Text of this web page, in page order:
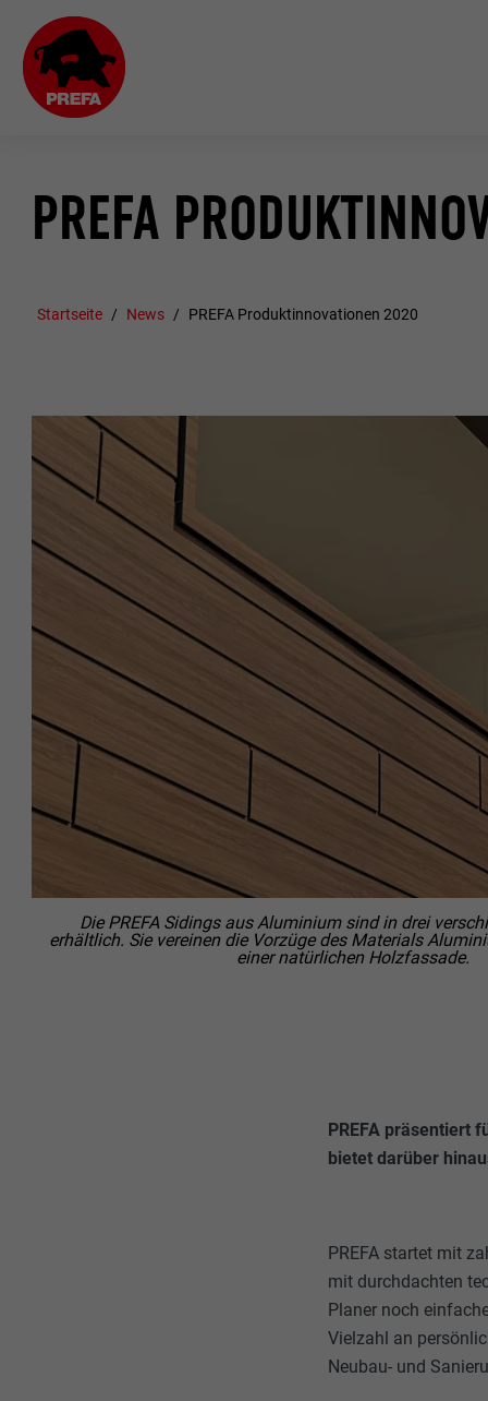
PREFA
Startseite News PREFA Produktinnovationen 2020
Die PREFA Sidings aus Aluminium sind in drei
erhältlich. Sie vereinen die Vorzüge des Materials
einer natürlichen Holzfassade.
PREFA präsentiert
bietet darüber
PREFA startet mit
mit durchdachten
Planer noch
Vielzahl an
Neubau- und